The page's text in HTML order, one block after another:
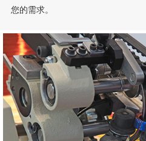
您的需求。